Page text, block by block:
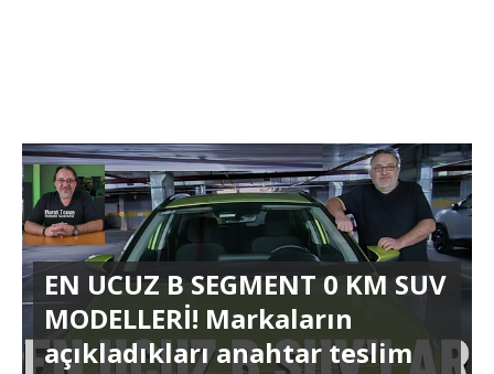
EN UCUZ B SEGMENT 0 KM SUV
MODELLERİ! Markaların
açıkladıkları anahtar teslim